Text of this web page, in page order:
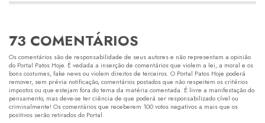
73 COMENTÁRIOS
Os comentários são de responsabilidade de seus autores e não representam a opinião
do Portal Patos Hoje. É vedada a inserção de comentários que violem a lei, a moral e os
bons costumes, fake news ou violem direitos de terceiros. O Portal Patos Hoje poderá
remover, sem prévia notificação, comentários postados que não respeitem os critérios
impostos ou que estejam fora do tema da matéria comentada. É livre a manifestação do
pensamento, mas deve-se ter ciência de que poderá ser responsabilizado cível ou
criminalmente! Os comentários que receberem 100 votos negativos a mais que os
positivos serão retirados do Portal.